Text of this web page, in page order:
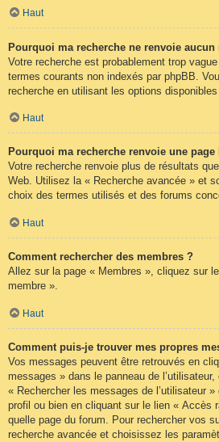
Haut
Pourquoi ma recherche ne renvoie aucun
Votre recherche est probablement trop
termes courants non indexés par phpBB.
recherche en utilisant les options
Haut
Pourquoi ma recherche renvoie une page
Votre recherche renvoie plus de résultats
Web. Utilisez la « Recherche avancée » et
choix des termes utilisés et des forums
Haut
Comment rechercher des membres ?
Allez sur la page « Membres », cliquez sur
membre ».
Haut
Comment puis-je trouver mes propres
Vos messages peuvent être retrouvés en
messages » dans le panneau de
« Rechercher les messages de l’utilisateur
profil ou bien en cliquant sur le lien « Accès
quelle page du forum. Pour rechercher vos
recherche avancée et choisissez les